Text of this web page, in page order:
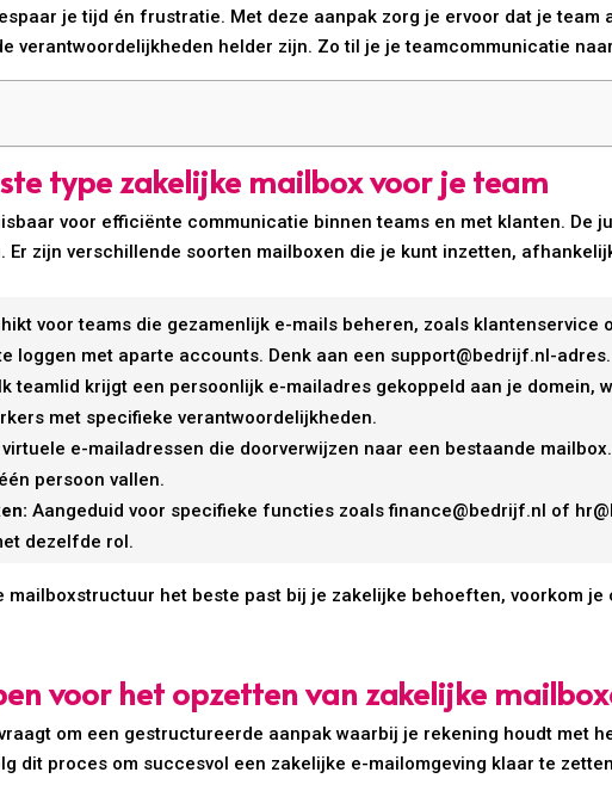
je tijd én frustratie. Met deze aanpak zorg je ervoor dat je team
verantwoordelijkheden helder zijn. Zo til je je teamcommunicatie
type zakelijke mailbox voor je team
voor efficiënte communicatie binnen teams en met klanten. De
Er zijn verschillende soorten mailboxen die je kunt inzetten,
voor teams die gezamenlijk e-mails beheren, zoals klantenservice
loggen met aparte accounts. Denk aan een support@bedrijf.nl-adres.
teamlid krijgt een persoonlijk e-mailadres gekoppeld aan je domein,
met specifieke verantwoordelijkheden.
virtuele e-mailadressen die doorverwijzen naar een bestaande
persoon vallen.
Aangeduid voor specifieke functies zoals finance@bedrijf.nl of
dezelfde rol.
mailboxstructuur het beste past bij je zakelijke behoeften, voorkom
voor het opzetten van zakelijke
om een gestructureerde aanpak waarbij je rekening houdt met
dit proces om succesvol een zakelijke e-mailomgeving klaar te